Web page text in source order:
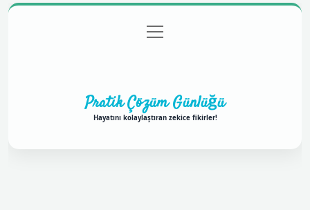
Gizlilik Politikası
menüyü
aç
Pratik Çözüm Günlüğü
Hayatını kolaylaştıran zekice fikirler!